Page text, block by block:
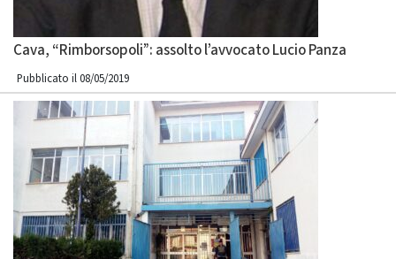
Cava, “Rimborsopoli”: assolto l’avvocato Lucio Panza
Pubblicato il 08/05/2019